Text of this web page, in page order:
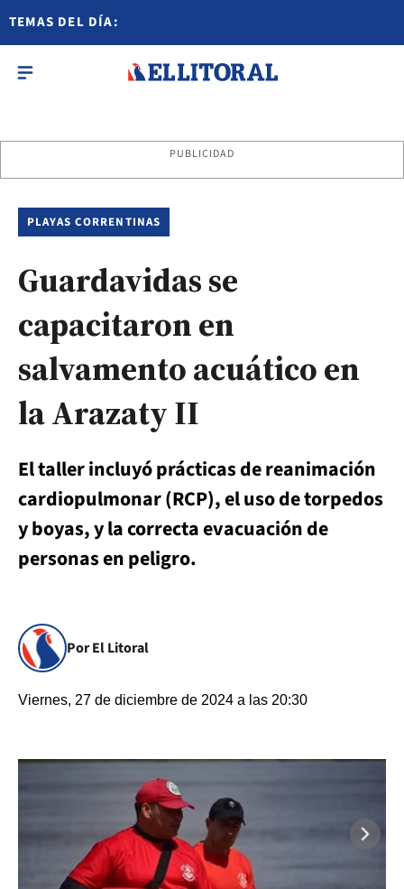
TEMAS DEL DÍA:
PUBLICIDAD
PLAYAS CORRENTINAS
Guardavidas se
capacitaron en
salvamento acuático en
la Arazaty II
El taller incluyó prácticas de reanimación
cardiopulmonar (RCP), el uso de torpedos
y boyas, y la correcta evacuación de
personas en peligro.
Por El Litoral
Viernes, 27 de diciembre de 2024 a las 20:30